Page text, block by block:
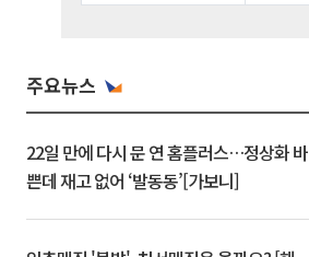
주요뉴스
22일 만에 다시 문 연 홈플러스…정상화 바
쁜데 재고 없어 ‘발동동’[가보니]